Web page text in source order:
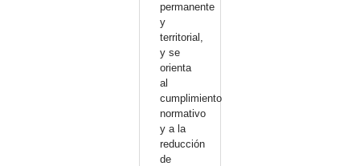
permanente
y
territorial,
y se
orienta
al
cumplimiento
normativo
y a la
reducción
de